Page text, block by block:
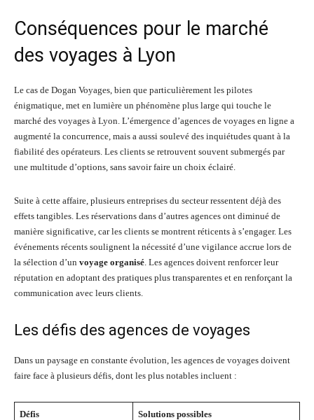
Conséquences pour le marché
des voyages à Lyon
Le cas de Dogan Voyages, bien que particulièrement les pilotes
énigmatique, met en lumière un phénomène plus large qui touche le
marché des voyages à Lyon. L’émergence d’agences de voyages en ligne a
augmenté la concurrence, mais a aussi soulevé des inquiétudes quant à la
fiabilité des opérateurs. Les clients se retrouvent souvent submergés par
une multitude d’options, sans savoir faire un choix éclairé.
Suite à cette affaire, plusieurs entreprises du secteur ressentent déjà des
effets tangibles. Les réservations dans d’autres agences ont diminué de
manière significative, car les clients se montrent réticents à s’engager. Les
événements récents soulignent la nécessité d’une vigilance accrue lors de
la sélection d’un voyage organisé. Les agences doivent renforcer leur
réputation en adoptant des pratiques plus transparentes et en renforçant la
communication avec leurs clients.
Les défis des agences de voyages
Dans un paysage en constante évolution, les agences de voyages doivent
faire face à plusieurs défis, dont les plus notables incluent :
Défis Solutions possibles